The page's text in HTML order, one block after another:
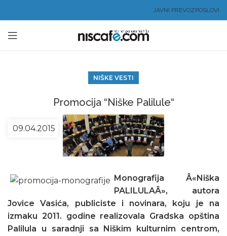
JAVNI PREVOZPOSLOVI
NIŠKE VESTI
Promocija “Niške Palilule“
09.04.2015
Monografija Â«Niška
PALILULAÂ», autora
Jovice Vasića, publiciste i novinara, koju je na
izmaku 2011. godine realizovala Gradska opština
Palilula u saradnji sa Niškim kulturnim centrom,